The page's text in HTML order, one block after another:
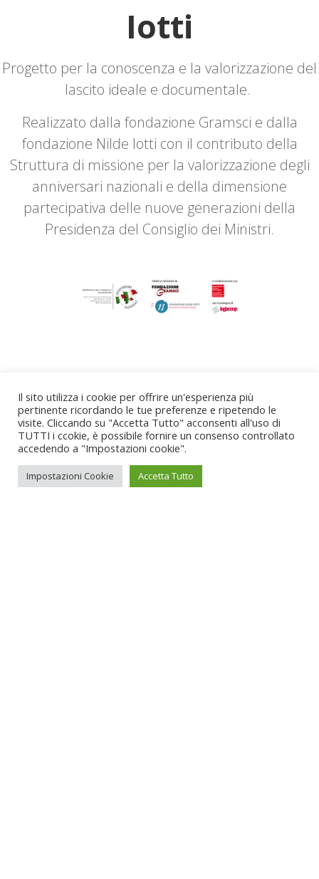
Iotti
Progetto per la conoscenza e la valorizzazione del
lascito ideale e documentale.
Realizzato dalla fondazione Gramsci e dalla
fondazione Nilde Iotti con il contributo della
Struttura di missione per la valorizzazione degli
anniversari nazionali e della dimensione
partecipativa delle nuove generazioni della
Presidenza del Consiglio dei Ministri.
Il sito utilizza i cookie per offrire un'esperienza più
pertinente ricordando le tue preferenze e ripetendo le
visite. Cliccando su "Accetta Tutto" acconsenti all'uso di
TUTTI i ccokie, è possibile fornire un consenso controllato
accedendo a "Impostazioni cookie".
Impostazioni Cookie Accetta Tutto